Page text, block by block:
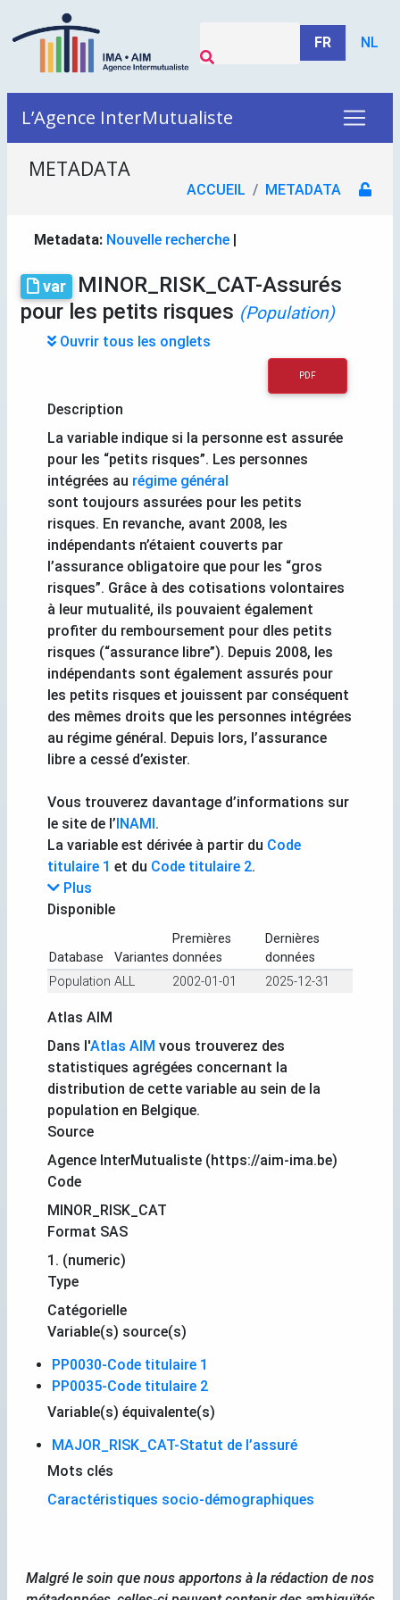
FR NL
L’Agence InterMutualiste
METADATA
ACCUEIL METADATA
Metadata: Nouvelle recherche |
var
MINOR_RISK_CAT-Assurés
pour les petits risques (Population)
Ouvrir tous les onglets
PDF
Description
La variable indique si la personne est assurée
pour les “petits risques”. Les personnes
intégrées au régime général
sont toujours assurées pour les petits
risques. En revanche, avant 2008, les
indépendants n’étaient couverts par
l’assurance obligatoire que pour les “gros
risques”. Grâce à des cotisations volontaires
à leur mutualité, ils pouvaient également
profiter du remboursement pour dles petits
risques (“assurance libre”). Depuis 2008, les
indépendants sont également assurés pour
les petits risques et jouissent par conséquent
des mêmes droits que les personnes intégrées
au régime général. Depuis lors, l’assurance
libre a cessé d’exister.
Vous trouverez davantage d’informations sur
le site de l’INAMI.
La variable est dérivée à partir du Code
titulaire 1 et du Code titulaire 2.
Plus
Disponible
Database Variantes
Premières
données
Dernières
données
Population ALL 2002-01-01 2025-12-31
Atlas AIM
Dans l'Atlas AIM vous trouverez des
statistiques agrégées concernant la
distribution de cette variable au sein de la
population en Belgique.
Source
Agence InterMutualiste (https://aim-ima.be)
Code
MINOR_RISK_CAT
Format SAS
1. (numeric)
Type
Catégorielle
Variable(s) source(s)
PP0030-Code titulaire 1
PP0035-Code titulaire 2
Variable(s) équivalente(s)
MAJOR_RISK_CAT-Statut de l’assuré
Mots clés
Caractéristiques socio-démographiques
Malgré le soin que nous apportons à la rédaction de nos